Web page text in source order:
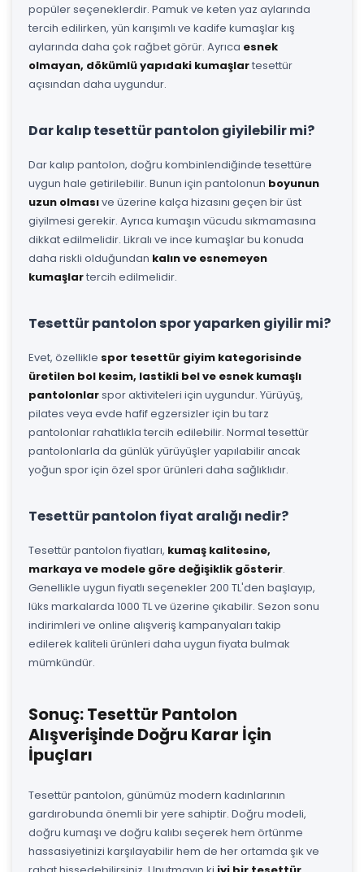
popüler seçeneklerdir. Pamuk ve keten yaz aylarında
tercih edilirken, yün karışımlı ve kadife kumaşlar kış
aylarında daha çok rağbet görür. Ayrıca esnek
olmayan, dökümlü yapıdaki kumaşlartesettür
açısından daha uygundur.
Dar kalıp tesettür pantolon giyilebilir mi?
Dar kalıp pantolon, doğru kombinlendiğinde tesettüre
uygun hale getirilebilir. Bunun için pantolonun boyunun
uzun olmasıve üzerine kalça hizasını geçen bir üst
giyilmesi gerekir. Ayrıca kumaşın vücudu sıkmamasına
dikkat edilmelidir. Likralı ve ince kumaşlar bu konuda
daha riskli olduğundan kalın ve esnemeyen
kumaşlartercih edilmelidir.
Tesettür pantolon spor yaparken giyilir mi?
Evet, özellikle spor tesettür giyim kategorisinde
üretilen bol kesim, lastikli bel ve esnek kumaşlı
pantolonlarspor aktiviteleri için uygundur. Yürüyüş,
pilates veya evde hafif egzersizler için bu tarz
pantolonlar rahatlıkla tercih edilebilir. Normal tesettür
pantolonlarla da günlük yürüyüşler yapılabilir ancak
yoğun spor için özel spor ürünleri daha sağlıklıdır.
Tesettür pantolon fiyat aralığı nedir?
Tesettür pantolon fiyatları, kumaş kalitesine,
markaya ve modele göre değişiklik gösterir.
Genellikle uygun fiyatlı seçenekler 200 TL'den başlayıp,
lüks markalarda 1000 TL ve üzerine çıkabilir. Sezon sonu
indirimleri ve online alışveriş kampanyaları takip
edilerek kaliteli ürünleri daha uygun fiyata bulmak
mümkündür.
Sonuç: Tesettür Pantolon
Alışverişinde Doğru Karar İçin
İpuçları
Tesettür pantolon, günümüz modern kadınlarının
gardırobunda önemli bir yere sahiptir. Doğru modeli,
doğru kumaşı ve doğru kalıbı seçerek hem örtünme
hassasiyetinizi karşılayabilir hem de her ortamda şık ve